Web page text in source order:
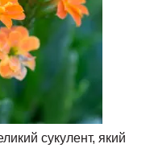
сукулент, який